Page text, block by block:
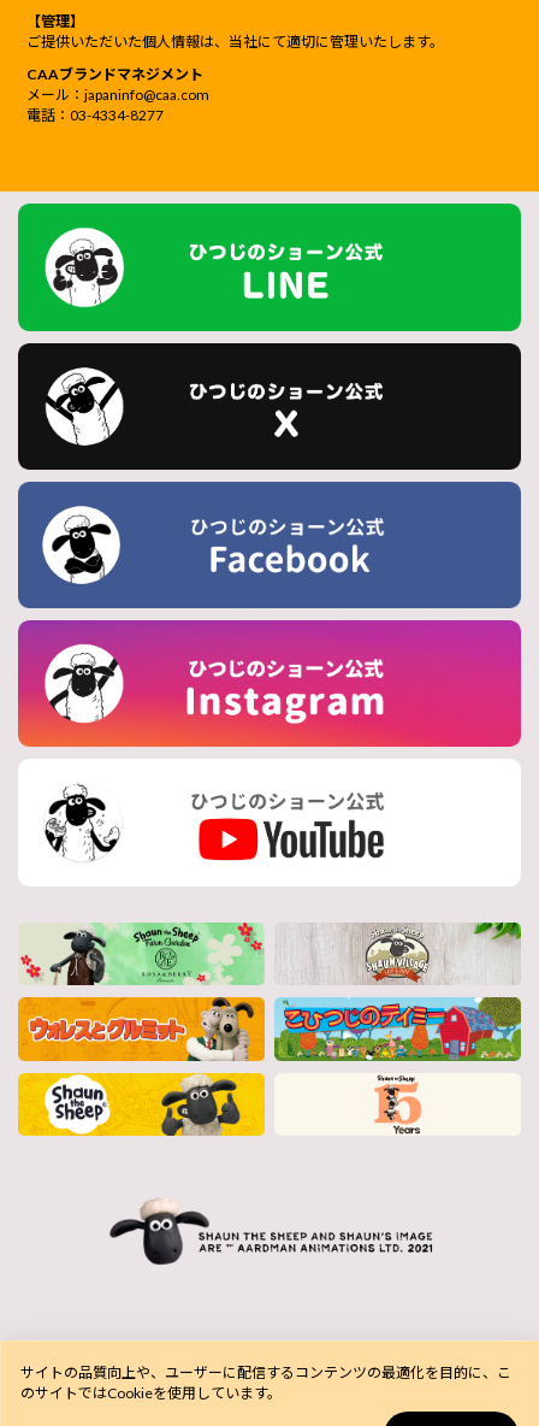
【管理】
ご提供いただいた個人情報は、当社にて適切に管理いたします。
CAAブランドマネジメント
メール：japaninfo@caa.com
電話：03-4334-8277
サイトの品質向上や、ユーザーに配信するコンテンツの最適化を目的に、こ
のサイトではCookieを使用しています。